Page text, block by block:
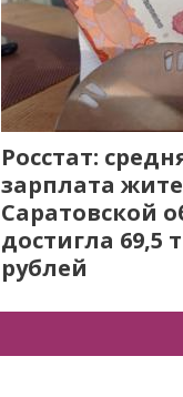
Росстат:
зарплата
Саратовской
достигла 69,5
рублей